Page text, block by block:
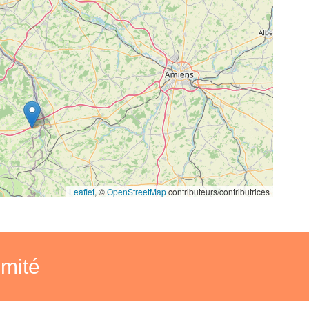
Leaflet, ©OpenStreetMapcontributeurs/contributrices